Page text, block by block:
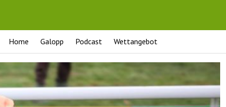
Home Galopp Podcast Wettangebot